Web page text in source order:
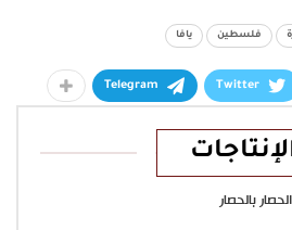
فلسطين يافا
Twitter
Telegram
بالحصار